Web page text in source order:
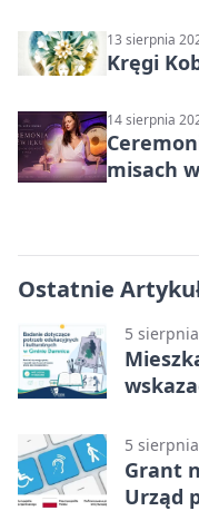
13 sierpnia
Kręgi
14 sierpnia
misach
Ostatnie
5
5
Grant
Urząd